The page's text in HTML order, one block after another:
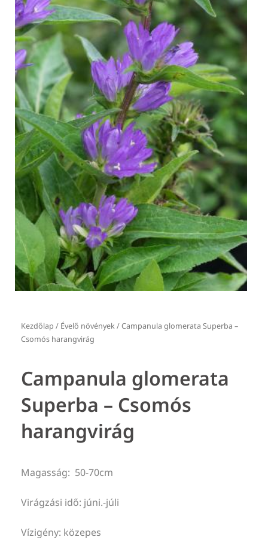
Kezdőlap / Évelő növények/ Campanula glomerata Superba –
Csomós harangvirág
Campanula glomerata
Superba – Csomós
harangvirág
Magasság: 50-70cm
Virágzási idő: júni.-júli
Vízigény: közepes